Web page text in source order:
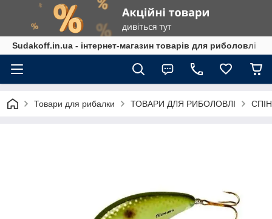
Sudakoff.in.ua - інтернет-магазин товарів для риболовлі
Товари для рибалки ТОВАРИ ДЛЯ РИБОЛОВЛІ